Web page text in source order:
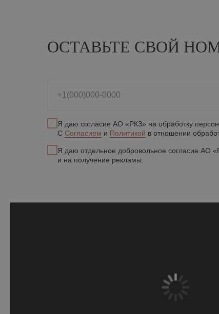
ОСТАВЬТЕ СВОЙ
+1(000)000-0000
Я даю согласие АО «РКЗ» на обработку
С Согласием и Политикой в отношении
Я даю отдельное добровольное согласие АО
и на получение рекламы.